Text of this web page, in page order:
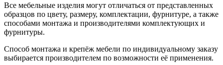
Все мебельные изделия могут отличаться от представленных
образцов по цвету, размеру, комплектации, фурнитуре, а также
способами монтажа и производителями комплектующих и
фурнитуры.
Способ монтажа и крепёж мебели по индивидуальному заказу
выбирается производителем по возможности её применения.